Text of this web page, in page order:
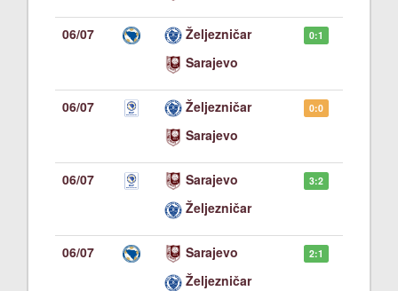
06/07
Željezničar
Sarajevo
0:1
06/07
Željezničar
Sarajevo
0:0
06/07
Sarajevo
Željezničar
3:2
06/07
Sarajevo
Željezničar
2:1